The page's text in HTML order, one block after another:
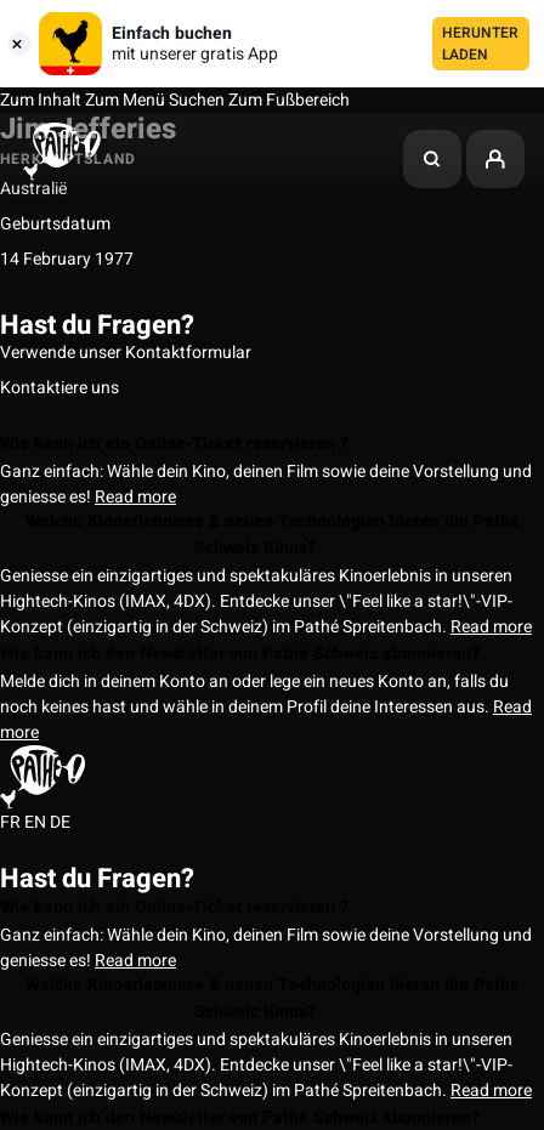
Einfach buchen
mit unserer gratis App
HERUNTER
LADEN
Zum InhaltZum MenüSuchenZum Fußbereich
Jim Jefferies
HERKUNFTSLAND
Australië
Geburtsdatum
14 February 1977
Hast du Fragen?
Verwende unser Kontaktformular
Kontaktiere uns
Ganz einfach: Wähle dein Kino, deinen Film sowie deine Vorstellung und
geniesse es! Read more
Geniesse ein einzigartiges und spektakuläres Kinoerlebnis in unseren
Hightech-Kinos (IMAX, 4DX). Entdecke unser \"Feel like a star!\"-VIP-
Konzept (einzigartig in der Schweiz) im Pathé Spreitenbach. Read more
Melde dich in deinem Konto an oder lege ein neues Konto an, falls du
noch keines hast und wähle in deinem Profil deine Interessen aus. Read
more
FREN DE
Hast du Fragen?
Ganz einfach: Wähle dein Kino, deinen Film sowie deine Vorstellung und
geniesse es! Read more
Geniesse ein einzigartiges und spektakuläres Kinoerlebnis in unseren
Hightech-Kinos (IMAX, 4DX). Entdecke unser \"Feel like a star!\"-VIP-
Konzept (einzigartig in der Schweiz) im Pathé Spreitenbach. Read more